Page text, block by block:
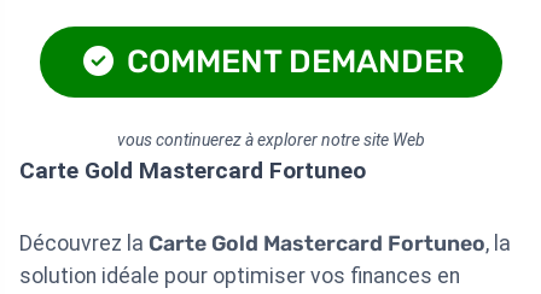
COMMENT DEMANDER
vous continuerez à explorer notre site Web
Carte Gold Mastercard Fortuneo
Découvrez la Carte Gold Mastercard Fortuneo, la
solution idéale pour optimiser vos finances en